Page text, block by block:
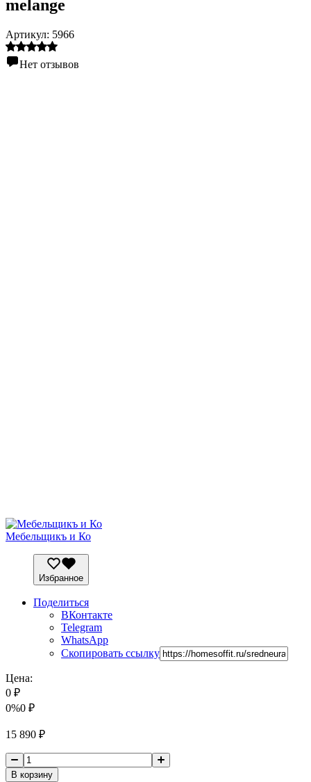
melange
Артикул: 5966
Нет отзывов
Мебельщикъ и Ко
Избранное
Поделиться
ВКонтакте
Telegram
WhatsApp
Скопировать ссылку
Цена:
0 ₽
0%0 ₽
15 890 ₽
В корзину